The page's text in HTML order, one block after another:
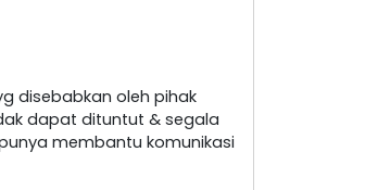
disebabkan oleh pihak
dapat dituntut & segala
membantu komunikasi